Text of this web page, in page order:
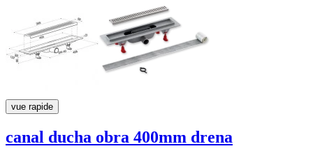
vue rapide
canal ducha obra 400mm drena